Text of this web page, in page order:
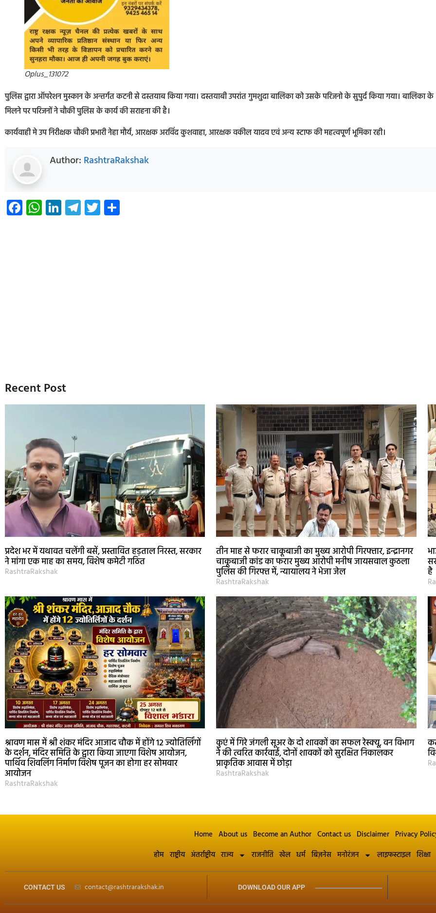
Oplus_131072
पुलिस द्वारा ऑपरेशन मुस्कान के अन्तर्गत कटनी से दस्तयाब किया गया। दस्तयाबी उपरांत गुमशुदा बालिका को उसके परिजनो के सुपुर्द किया गया। बालिका के
मिलने पर परिजनों ने चौकी पुलिस के कार्य की सराहना की है।
कार्यवाही मे उप निरीक्षक चौकी प्रभारी नेहा मौर्य, आरक्षक अरविंद कुशवाहा, आरक्षक वकील यादव एवं अन्य स्टाफ की महत्वपूर्ण भूमिका रही।
Author: RashtraRakshak
Facebook
WhatsApp
LinkedIn
Telegram
Twitter
Recent Post
प्रदेश भर में यथावत चलेंगी बसें, प्रस्तावित हड़ताल निरस्त, सरकार
ने मांगा एक माह का समय, विशेष कमेटी गठित
RashtraRakshak
तीन माह से फरार चाकूबाजी का मुख्य आरोपी गिरफ्तार, इन्द्रानगर
चाकूबाजी कांड का फरार मुख्य आरोपी मनीष जायसवाल कुठला
पुलिस की गिरफ्त में, न्यायालय ने भेजा जेल
RashtraRakshak
है
श्रावण मास में श्री शंकर मंदिर आजाद चौक में होंगे 12 ज्योतिर्लिंगों
के दर्शन, मंदिर समिति के द्वारा किया जाएगा विशेष आयोजन,
पार्थिव शिवलिंग निर्माण विशेष पूजन का होगा हर सोमवार
आयोजन
RashtraRakshak
कुएं में गिरे जंगली सूअर के दो शावकों का सफल रेस्क्यू, वन विभाग
ने की त्वरित कार्रवाई, दोनों शावकों को सुरक्षित निकालकर
प्राकृतिक आवास में छोड़ा
RashtraRakshak
Home About us Become an Author Contact us Disclaimer Privacy
होम राष्ट्रीय अंतर्राष्ट्रीय राज्य राजनीति खेल धर्म बिज़नेस मनोरंजन लाइफस्टाइल शिक्षा
CONTACT US contact@rashtrarakshak.in DOWNLOAD OUR APP